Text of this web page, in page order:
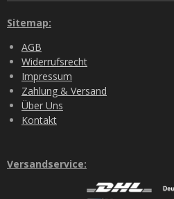
Sitemap:
AGB
Widerrufsrecht
Impressum
Zahlung & Versand
Über Uns
Kontakt
Versandservice: